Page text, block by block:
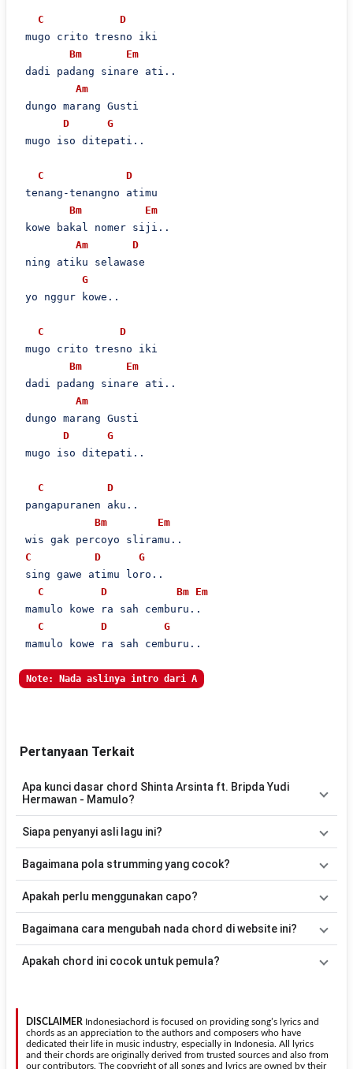
C
D
mugo crito tresno iki
Bm
Em
dadi padang sinare ati..
Am
dungo marang Gusti
D
G
mugo iso ditepati..
C
D
tenang-tenangno atimu
Bm
Em
kowe bakal nomer siji..
Am
D
ning atiku selawase
G
yo nggur kowe..
C
D
mugo crito tresno iki
Bm
Em
dadi padang sinare ati..
Am
dungo marang Gusti
D
G
mugo iso ditepati..
C
D
pangapuranen aku..
Bm
Em
wis gak percoyo sliramu..
C
D
G
sing gawe atimu loro..
C
D Bm
Em
mamulo kowe ra sah cemburu..
C
D
G
mamulo kowe ra sah cemburu..
Note: Nada aslinya intro dari A
Pertanyaan Terkait
Apa kunci dasar chord Shinta Arsinta ft. Bripda Yudi
Hermawan - Mamulo?
F, A#. Versi chord ini telah disederhanakan sehingga lebih mudah
memainkan lagu ini.
Siapa penyanyi asli lagu ini?
Arsinta ft. Bripda Yudi Hermawan . Pada halaman ini tersedia
lagu.
Bagaimana pola strumming yang cocok?
acuan, kamu dapat menggunakan pola
laguMamulo.
Apakah perlu menggunakan capo?
kunci dasarG. Jika ingin mengikuti nada asli penyanyi, kamu dapat
kebutuhan.
Bagaimana cara mengubah nada chord di website ini?
Transpose (bawah)untuk menurunkan nada. Seluruh chord akan
Apakah chord ini cocok untuk pemula?
tanpa menghilangkan struktur dasar lagu.
DISCLAIMER Indonesiachord is focused on providing song’s lyrics and
chords as an appreciation to the authors and composers who have
dedicated their life in music industry, especially in Indonesia. All lyrics
and their chords are originally derived from trusted sources and also from
our contributors. The copyright of all songs and lyrics are owned by their